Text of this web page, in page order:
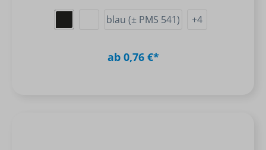
blau (± PMS 541) +4
ab 0,76 €*